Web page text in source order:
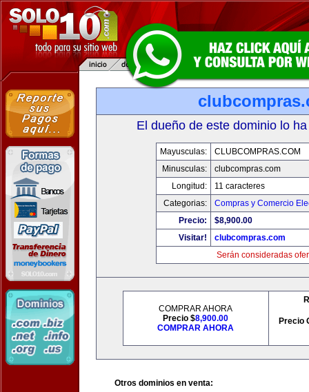
El dueño de este dominio lo
Mayusculas:
CLUBCOMPRAS.COM
Minusculas:
clubcompras.com
Longitud:
11 caracteres
Categorias:
Compras y Comercio
Precio:
$8,900.00
Visitar!
clubcompras.com
Serán consideradas
COMPRAR AHORA
Precio $8,900.00
COMPRAR AHORA
Precio
Otros dominios en venta: